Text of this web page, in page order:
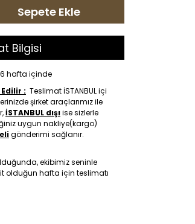
Sepete Ekle
Bilgisi
6 hafta içinde
: Teslimat İSTANBUL içi
şirket araçlarımız ile
İSTANBUL dışıise sizlerle
uygun nakliye(kargo)
gönderimi sağlanır.
ekibimiz seninle
olduğun hafta için teslimatı